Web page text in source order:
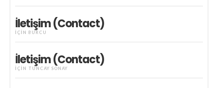
İletişim (Contact)
IÇIN BURCU
İletişim (Contact)
IÇIN TUNCAY SONAY